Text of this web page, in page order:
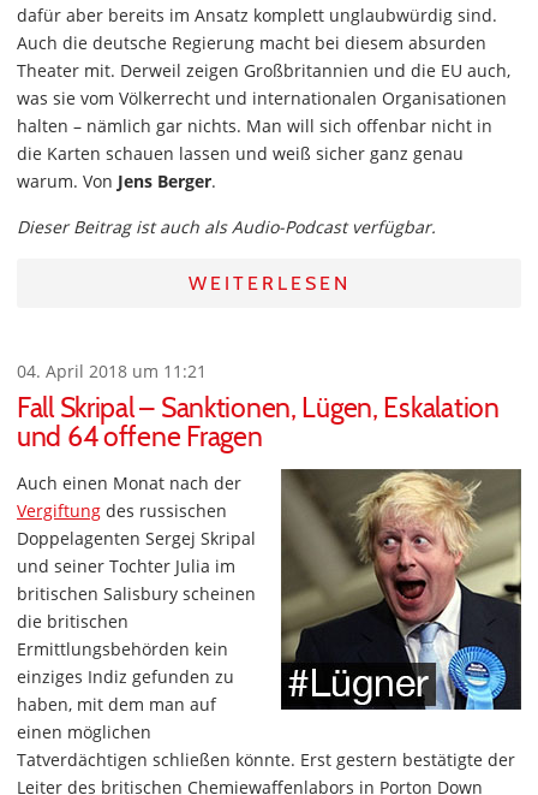
dafür aber bereits im Ansatz komplett unglaubwürdig sind.
Auch die deutsche Regierung macht bei diesem absurden
Theater mit. Derweil zeigen Großbritannien und die EU auch,
was sie vom Völkerrecht und internationalen Organisationen
halten – nämlich gar nichts. Man will sich offenbar nicht in
die Karten schauen lassen und weiß sicher ganz genau
warum. Von Jens Berger.
Dieser Beitrag ist auch als Audio-Podcast verfügbar.
WEITERLESEN
04. April 2018 um 11:21
Fall Skripal – Sanktionen, Lügen, Eskalation
und 64 offene Fragen
Auch einen Monat nach der
Vergiftung des russischen
Doppelagenten Sergej Skripal
und seiner Tochter Julia im
britischen Salisbury scheinen
die britischen
Ermittlungsbehörden kein
einziges Indiz gefunden zu
haben, mit dem man auf
einen möglichen
Tatverdächtigen schließen könnte. Erst gestern bestätigte der
Leiter des britischen Chemiewaffenlabors in Porton Down